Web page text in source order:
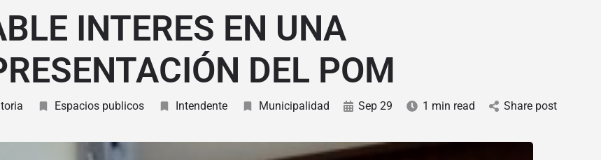
INTERES EN UNA
DEL POM
Espacios publicos Intendente Municipalidad Sep 29 1 min read Share post